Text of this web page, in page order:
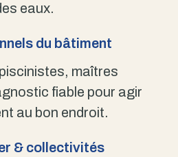
eaux.
du bâtiment
maîtres
fiable pour agir
au bon endroit.
& collectivités